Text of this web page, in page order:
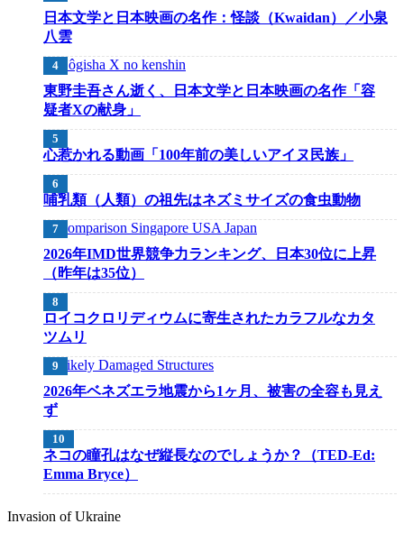
日本文学と日本映画の名作：怪談（Kwaidan）／小泉
八雲
東野圭吾さん逝く、日本文学と日本映画の名作「容
疑者Xの献身」
心惹かれる動画「100年前の美しいアイヌ民族」
哺乳類（人類）の祖先はネズミサイズの食虫動物
2026年IMD世界競争力ランキング、日本30位に上昇
（昨年は35位）
ロイコクロリディウムに寄生されたカラフルなカタ
ツムリ
2026年ベネズエラ地震から1ヶ月、被害の全容も見え
ず
ネコの瞳孔はなぜ縦長なのでしょうか？（TED-Ed:
Emma Bryce）
Invasion of Ukraine